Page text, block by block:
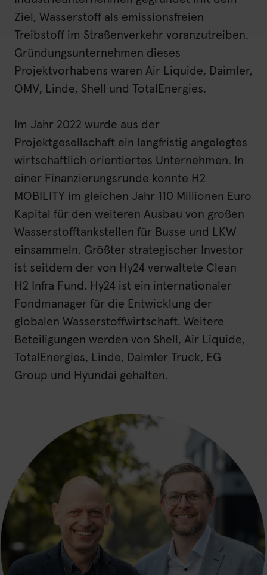
Ziel, Wasserstoff als emissionsfreien
Treibstoff im Straßenverkehr voranzutreiben.
Gründungsunternehmen dieses
Projektvorhabens waren Air Liquide, Daimler,
OMV, Linde, Shell und TotalEnergies.
Im Jahr 2022 wurde aus der
Projektgesellschaft ein langfristig angelegtes
wirtschaftlich orientiertes Unternehmen. In
einer Finanzierungsrunde konnte H2
MOBILITY im gleichen Jahr 110 Millionen Euro
Kapital für den weiteren Ausbau von großen
Wasserstofftankstellen für Busse und LKW
einsammeln. Größter strategischer Investor
ist seitdem der von Hy24 verwaltete Clean
H2 Infra Fund. Hy24 ist ein internationaler
Fondmanager für die Entwicklung der
globalen Wasserstoffwirtschaft. Weitere
Beteiligungen werden von Shell, Air Liquide,
TotalEnergies, Linde, Daimler Truck, EG
Group und Hyundai gehalten.